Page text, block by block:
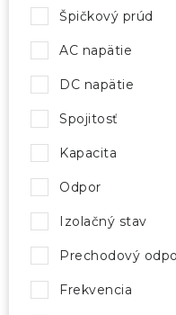
Špičkový prúd
AC napätie
DC napätie
Spojitosť
Kapacita
Odpor
Izolačný stav
Prechodový
Frekvencia